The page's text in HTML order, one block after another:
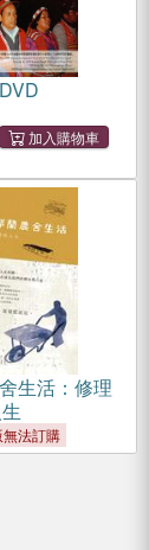
生活：修理
無法訂購